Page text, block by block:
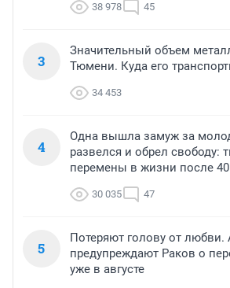
38 978 45
3
Значительный объем
Тюмени. Куда его
34 453
4
Одна вышла замуж за
развелся и обрел
перемены в жизни после 40
30 035 47
5
Потеряют голову от любви.
предупреждают Раков о
уже в августе